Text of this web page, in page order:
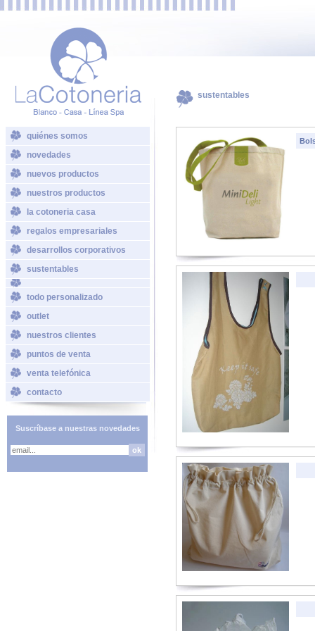
quiénes somos
novedades
nuevos productos
nuestros productos
la cotoneria casa
regalos empresariales
desarrollos corporativos
sustentables
todo personalizado
outlet
nuestros clientes
puntos de venta
venta telefónica
contacto
Suscríbase a nuestras novedades
sustentables